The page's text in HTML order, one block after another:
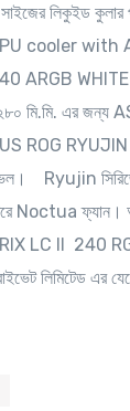
লিকুইড
cooler with
ARGB
মি.মি. এর
ROG
Ryujin
Noctua ফ্যান।
II 240 RGB
লিমিটেড এর